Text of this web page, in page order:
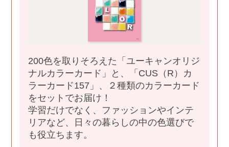
200色を取りそろえた「ユーキャンオリジ
ナルカラーカード」と、「CUS（R）カ
ラーカード157」、２種類のカラーカード
をセットでお届け！
学習だけでなく、ファッションやインテ
リアなど、日々の暮らしの中の色選びで
も役立ちます。